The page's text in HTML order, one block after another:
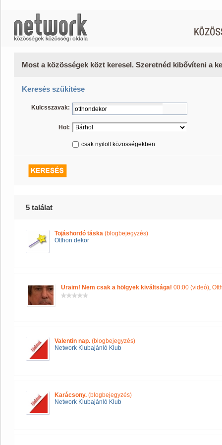
Most a közösségek közt keresel. Szeretnéd kibővíteni a
Keresés szűkítése
Kulcsszavak:
Hol:
csak nyitott közösségekben
5 találat
Tojáshordó táska (blogbejegyzés)
Otthon dekor
Uraim! Nem csak a hölgyek kiváltsága! 00:00 (videó),
Valentin nap. (blogbejegyzés)
Network Klubajánló Klub
Karácsony. (blogbejegyzés)
Network Klubajánló Klub